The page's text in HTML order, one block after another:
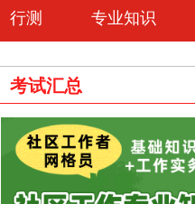
行测 专业知识
考试汇总